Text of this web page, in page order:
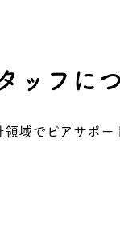
ッフに
領域でピアサポ